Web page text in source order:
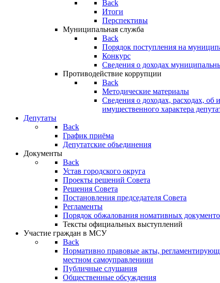
Back
Итоги
Перспективы
Муниципальная служба
Back
Порядок поступления на
Конкурс
Сведения о доходах
Противодействие коррупции
Back
Методические материалы
Сведения о доходах, расходах, об
имущественного характера
Депутаты
Back
График приёма
Депутатские объединения
Документы
Back
Устав городского округа
Проекты решений Совета
Решения Совета
Постановления председателя Совета
Регламенты
Порядок обжалования номативных
Тексты официальных выступлений
Участие граждан в МСУ
Back
Нормативно правовые акты,
местном самоуправлениии
Публичные слушания
Общественные обсуждения